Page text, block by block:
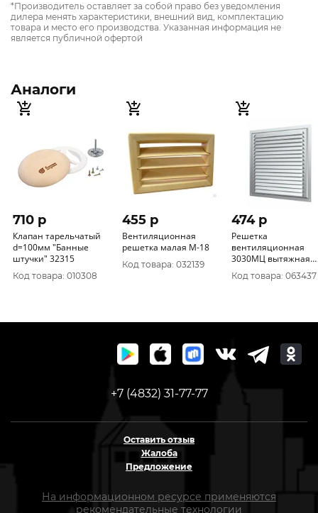
*Производитель оставляет за собой право без уведомления
дилера менять характеристики, внешний вид, комплектацию
товара и место его производства. Указанная информация не
является публичной офертой
Аналоги
710 p
Клапан тарельчатый
d=100мм "Банные
штучки" 32315
Код товара: 010308
455 p
Вентиляционная
решетка малая М-18
Код товара: 032139
474 p
Решетка
вентиляционная
3030МЦ вытяжная
стальная с
оцинкованным
Код товара: 063437
+7 (4832) 31-77-77
Оставить отзыв
Жалоба
Предложение
На информационном ресурсе применяются
рекомендательные технологии